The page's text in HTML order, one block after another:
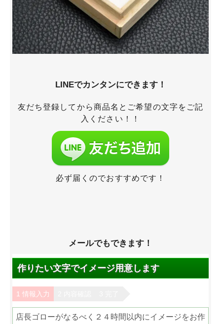
LINEでカンタンにできます！
友だち登録してから商品名とご希望の文字をご記
入ください！！
必ず届くのでおすすめです！
メールでもできます！